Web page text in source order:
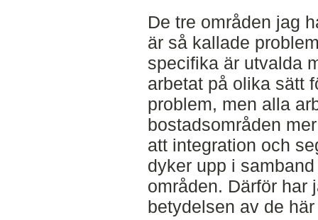
De tre områden jag
är så kallade
specifika är utvalda
arbetat på olika sätt
problem, men alla
bostadsområden
att integration och
dyker upp i
områden. Därför har
betydelsen av de